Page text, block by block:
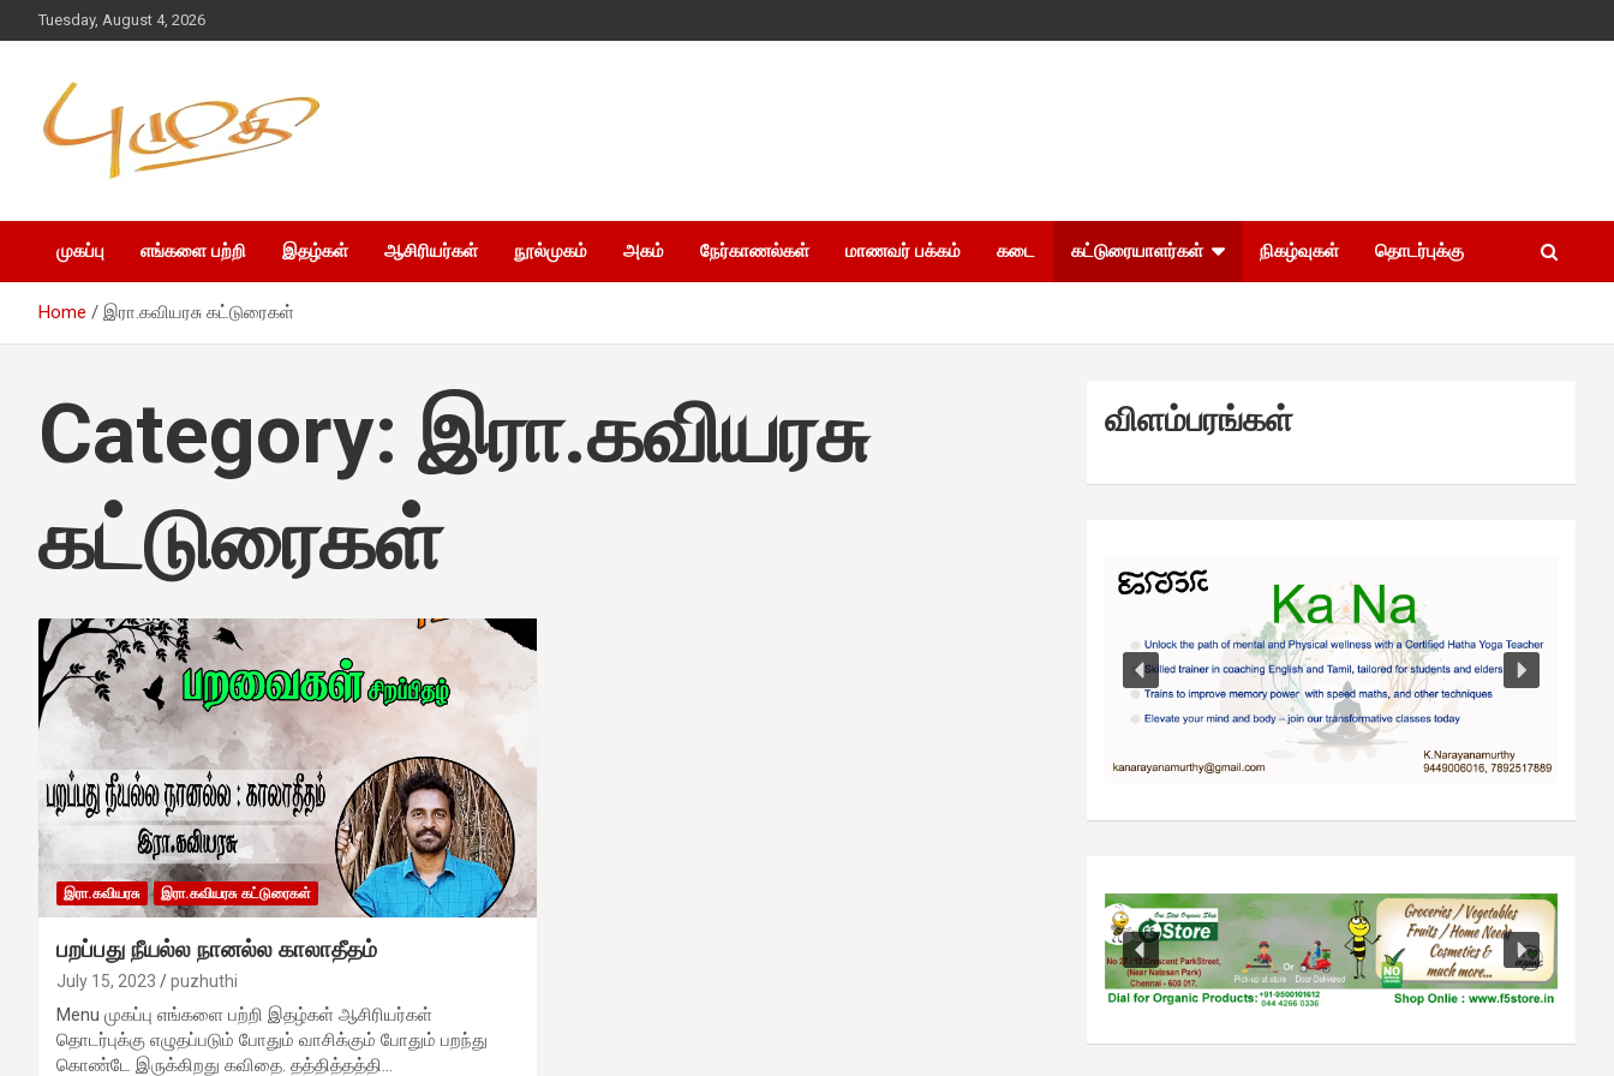
Tuesday, August 4, 2026
முகப்பு எங்களை பற்றி இதழ்கள் ஆசிரியர்கள் நூல்முகம் அகம் நேர்காணல்கள் மாணவர் பக்கம் கடை கட்டுரையாளர்கள் நிகழ்வுகள் தொடர்புக்கு
Home இரா.கவியரசு கட்டுரைகள்
Category: இரா.கவியரசு
கட்டுரைகள்
இரா.கவியரசு இரா.கவியரசு கட்டுரைகள்
பறப்பது நீயல்ல நானல்ல காலாதீதம்
July 15, 2023 puzhuthi
Menu முகப்பு எங்களை பற்றி இதழ்கள் ஆசிரியர்கள்
தொடர்புக்கு எழுதப்படும் போதும் வாசிக்கும் போதும் பறந்து
கொண்டே இருக்கிறது கவிதை. தத்தித்தத்தி…
விளம்பரங்கள்